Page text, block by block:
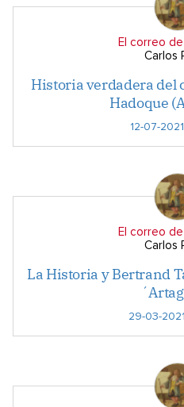
El correo
Carlos
Historia verdadera del
Hadoque
12-07-
El correo
Carlos
La Historia y Bertrand
29-03-